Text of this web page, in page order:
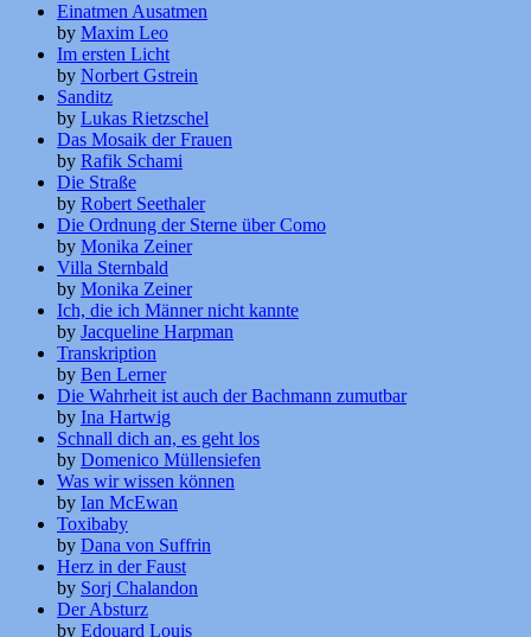
Einatmen Ausatmen
by Maxim Leo
Im ersten Licht
by Norbert Gstrein
Sanditz
by Lukas Rietzschel
Das Mosaik der Frauen
by Rafik Schami
Die Straße
by Robert Seethaler
Die Ordnung der Sterne über Como
by Monika Zeiner
Villa Sternbald
by Monika Zeiner
Ich, die ich Männer nicht kannte
by Jacqueline Harpman
Transkription
by Ben Lerner
Die Wahrheit ist auch der Bachmann zumutbar
by Ina Hartwig
Schnall dich an, es geht los
by Domenico Müllensiefen
Was wir wissen können
by Ian McEwan
Toxibaby
by Dana von Suffrin
Herz in der Faust
by Sorj Chalandon
Der Absturz
by Edouard Louis